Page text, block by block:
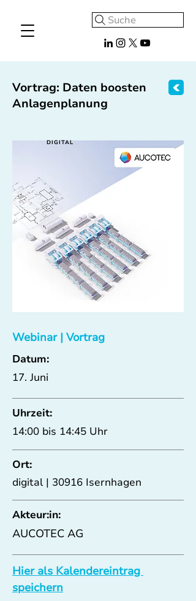
Suche
Vortrag: Daten boosten
Anlagenplanung
DIGITAL
Webinar | Vortrag
Datum:
17. Juni
Uhrzeit:
14:00 bis 14:45 Uhr
Ort:
digital | 30916 Isernhagen
Akteur:in:
AUCOTEC AG
Hier als Kalendereintrag
speichern